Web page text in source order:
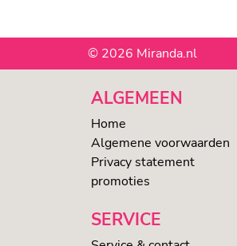
© 2026 Miranda.nl
ALGEMEEN
Home
Algemene voorwaarden
Privacy statement
promoties
SERVICE